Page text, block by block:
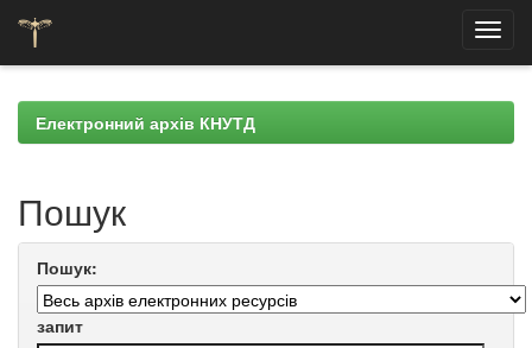
navigationЕлектронний архів КНУТД
Пошук
Пошук:
запит